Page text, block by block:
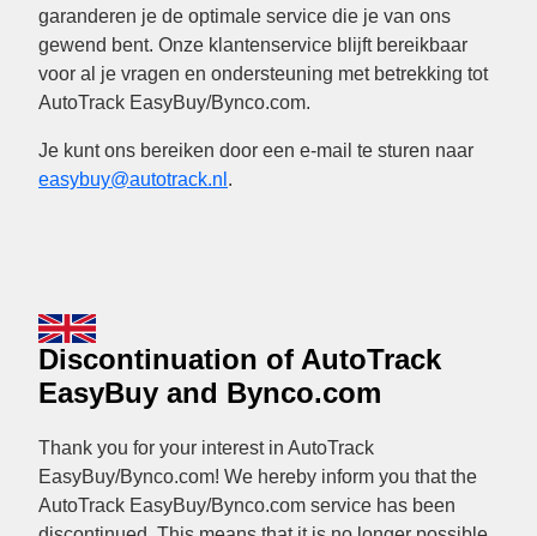
garanderen je de optimale service die je van ons
gewend bent. Onze klantenservice blijft bereikbaar
voor al je vragen en ondersteuning met betrekking tot
AutoTrack EasyBuy/Bynco.com.
Je kunt ons bereiken door een e-mail te sturen naar
easybuy@autotrack.nl .
Discontinuation of AutoTrack
EasyBuy and Bynco.com
Thank you for your interest in AutoTrack
EasyBuy/Bynco.com! We hereby inform you that the
AutoTrack EasyBuy/Bynco.com service has been